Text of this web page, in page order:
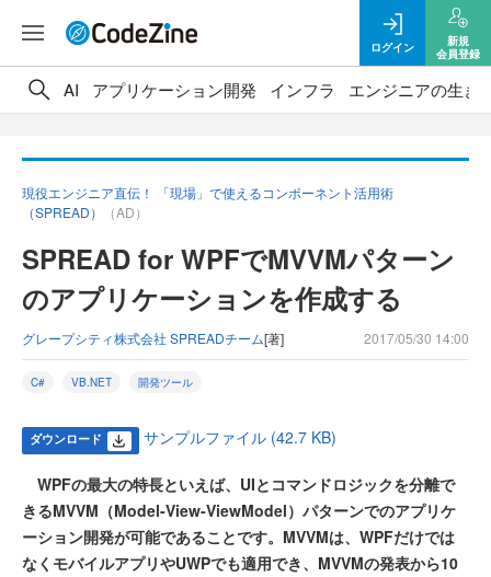
ログイン
新規
会員登録
AI アプリケーション開発 インフラ エンジニアの生き
現役エンジニア直伝！ 「現場」で使えるコンポーネント活用術
（SPREAD）
（AD）
SPREAD for WPFでMVVMパターン
のアプリケーションを作成する
グレープシティ株式会社 SPREADチーム[著] 2017/05/30 14:00
C# VB.NET 開発ツール
ダウンロード サンプルファイル (42.7 KB)
WPFの最大の特長といえば、UIとコマンドロジックを分離で
きるMVVM（Model-View-ViewModel）パターンでのアプリケ
ーション開発が可能であることです。MVVMは、WPFだけでは
なくモバイルアプリやUWPでも適用でき、MVVMの発表から10